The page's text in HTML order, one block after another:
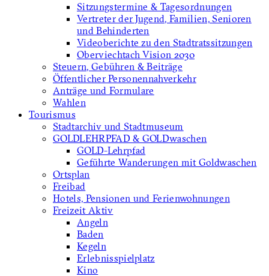
Sitzungstermine & Tagesordnungen
Vertreter der Jugend, Familien, Senioren
und Behinderten
Videoberichte zu den Stadtratssitzungen
Oberviechtach Vision 2030
Steuern, Gebühren & Beiträge
Öffentlicher Personennahverkehr
Anträge und Formulare
Wahlen
Tourismus
Stadtarchiv und Stadtmuseum
GOLDLEHRPFAD & GOLDwaschen
GOLD-Lehrpfad
Geführte Wanderungen mit Goldwaschen
Ortsplan
Freibad
Hotels, Pensionen und Ferienwohnungen
Freizeit Aktiv
Angeln
Baden
Kegeln
Erlebnisspielplatz
Kino